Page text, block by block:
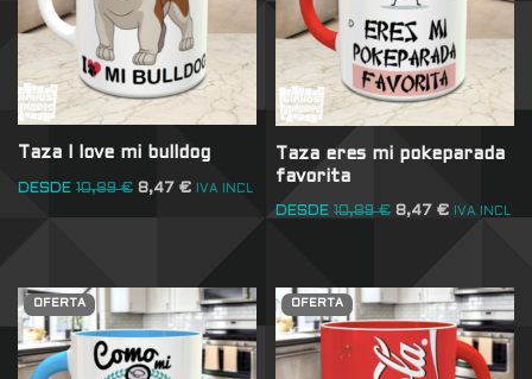
Taza I love mi bulldog
DESDE 10,89€ 8,47 € IVA INCL
Taza eres mi pokeparada
favorita
DESDE 10,89€ 8,47€ IVA INCL
OFERTA OFERTA